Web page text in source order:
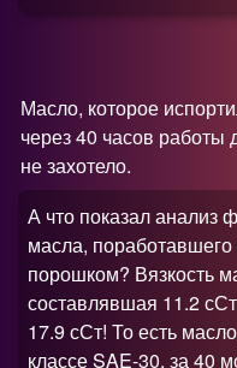
Масло, которое
через 40 часов работы
не захотело.
А что показал анализ
масла,
порошком? Вязкость
составлявшая 11.2
17.9 сСт! То есть
классе SAE-30, за 40